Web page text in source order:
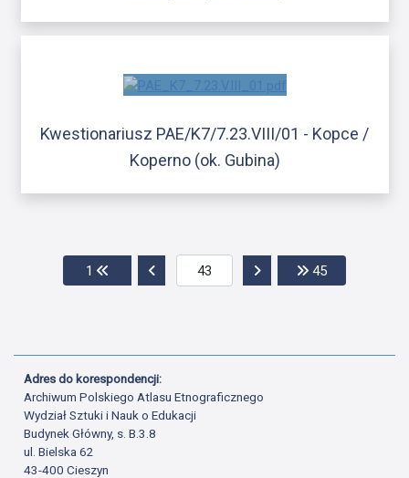
Kwestionariusz PAE/K7/7.23.VIII/01 - Kopce /
Koperno (ok. Gubina)
1 Przejdź do pierwszej strony
Przejdź do poprzedniej strony
Przejdź do następnej
45Przejdź do
Adres do korespondencji:
Archiwum Polskiego Atlasu Etnograficznego
Wydział Sztuki i Nauk o Edukacji
Budynek Główny, s. B.3.8
ul. Bielska 62
43-400 Cieszyn